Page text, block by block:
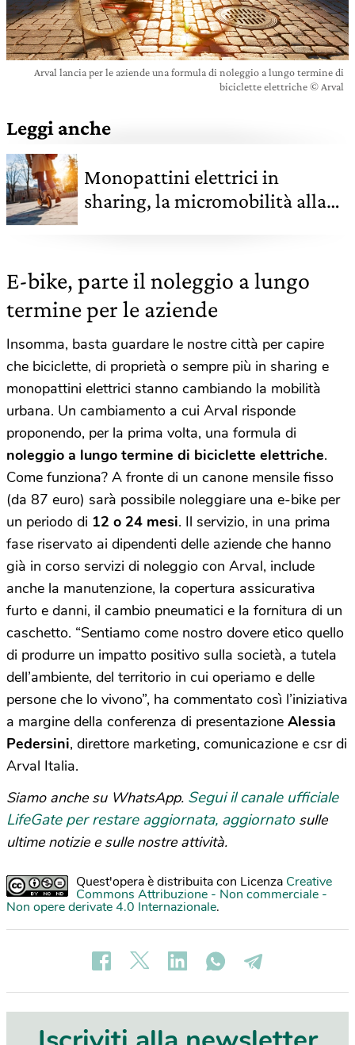
Arval lancia per le aziende una formula di noleggio a lungo termine di
biciclette elettriche © Arval
Leggi anche
Monopattini elettrici in
sharing, la micromobilità alla
E-bike, parte il noleggio a lungo
termine per le aziende
Insomma, basta guardare le nostre città per capire
che biciclette, di proprietà o sempre più in sharing e
monopattini elettrici stanno cambiando la mobilità
urbana. Un cambiamento a cui Arval risponde
proponendo, per la prima volta, una formula di
noleggio a lungo termine di biciclette elettriche.
Come funziona? A fronte di un canone mensile fisso
(da 87 euro) sarà possibile noleggiare una e-bike per
un periodo di 12 o 24 mesi. Il servizio, in una prima
fase riservato ai dipendenti delle aziende che hanno
già in corso servizi di noleggio con Arval, include
anche la manutenzione, la copertura assicurativa
furto e danni, il cambio pneumatici e la fornitura di un
caschetto. “Sentiamo come nostro dovere etico quello
di produrre un impatto positivo sulla società, a tutela
dell’ambiente, del territorio in cui operiamo e delle
persone che lo vivono”, ha commentato così l’iniziativa
a margine della conferenza di presentazione Alessia
Pedersini, direttore marketing, comunicazione e csr di
Arval Italia.
Siamo anche su WhatsApp. Segui il canale ufficiale
LifeGate per restare aggiornata, aggiornato sulle
ultime notizie e sulle nostre attività.
Quest'opera è distribuita con Licenza Creative
Commons Attribuzione - Non commerciale -
Non opere derivate 4.0 Internazionale.